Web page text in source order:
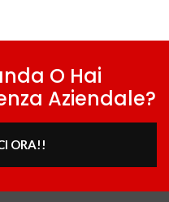
O Hai
Aziendale?
ORA!!